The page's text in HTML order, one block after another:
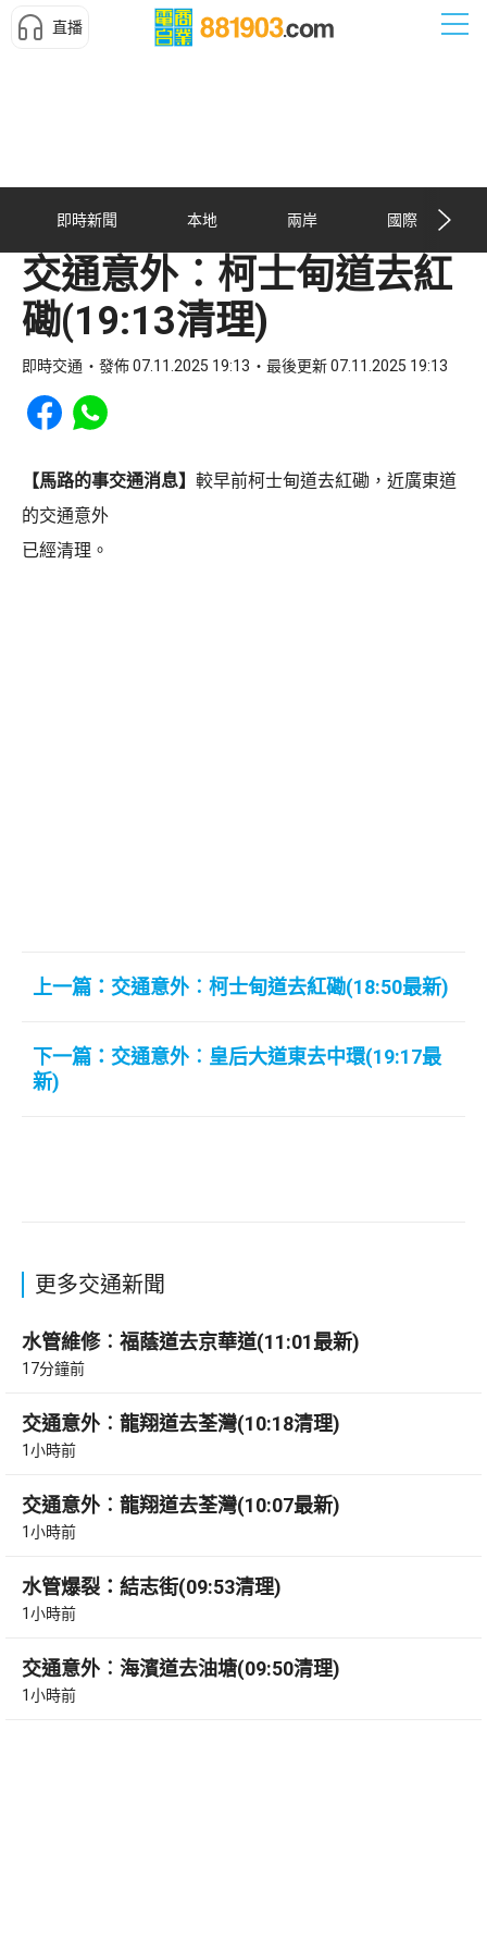
直播
即時新聞 本地 兩岸 國際
交通意外︰柯士甸道去紅
磡(19:13清理)
即時交通 發佈 07.11.2025 19:13 最後更新 07.11.2025 19:13
Share to Facebook
Share to WhatsApp
【馬路的事交通消息】 較早前柯士甸道去紅磡，近廣東道
的交通意外
已經清理。
上一篇：交通意外︰柯士甸道去紅磡(18:50最新)
下一篇：交通意外︰皇后大道東去中環(19:17最
新)
更多交通新聞
水管維修︰福蔭道去京華道(11:01最新)
17分鐘前
交通意外︰龍翔道去荃灣(10:18清理)
1小時前
交通意外︰龍翔道去荃灣(10:07最新)
1小時前
水管爆裂：結志街(09:53清理)
1小時前
交通意外︰海濱道去油塘(09:50清理)
1小時前